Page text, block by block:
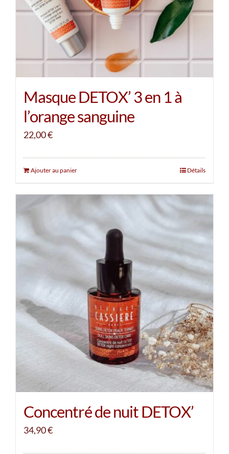
Masque DETOX’ 3 en 1 à
l’orange sanguine
22,00€
Ajouter au panier Détails
Concentré de nuit DETOX’
34,90€